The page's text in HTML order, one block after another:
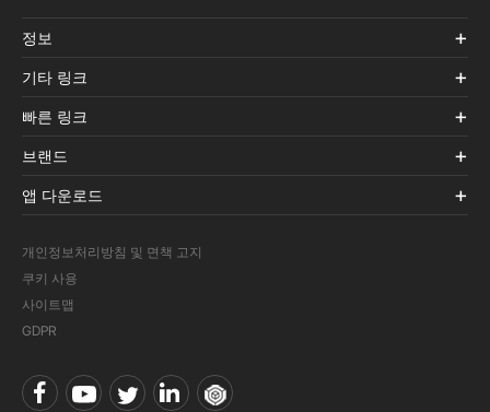
정보
기타 링크
빠른 링크
브랜드
앱 다운로드
개인정보처리방침 및 면책 고지
쿠키 사용
사이트맵
GDPR